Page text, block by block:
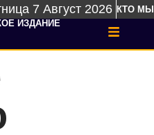
7 Август 2026 КТО МЫ
ИЗДАНИЕ